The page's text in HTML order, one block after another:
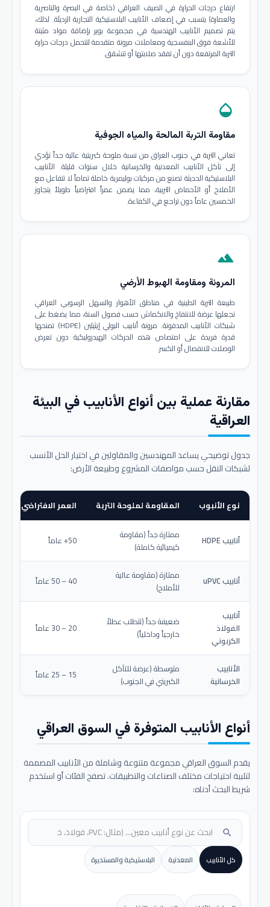
ارتفاع درجات الحرارة في الصيف العراقي (خاصة في البصرة والناصرية
والعمارة) يتسبب في إضعاف الأنابيب البلاستيكية التجارية الرديئة. لذلك،
يتم تصميم الأنابيب الهندسية في مجموعة بوير بإضافة مواد مثبتة
للأشعة فوق البنفسجية ومعاملات مرونة متقدمة لتتحمل درجات حرارة
التربة المرتفعة دون أن تفقد صلابتها أو تتشقق.
opacity
مقاومة التربة المالحة والمياه الجوفية
تعاني التربة في جنوب العراق من نسبة ملوحة كبريتية عالية جداً تؤدي
إلى تآكل الأنابيب المعدنية والخرسانية خلال سنوات قليلة. الأنابيب
البلاستيكية الحديثة تصنع من مركبات بوليمرية خاملة تماماً لا تتفاعل مع
الأملاح أو الأحماض التربية، مما يضمن عمراً افتراضياً طويلاً يتجاوز
الخمسين عاماً دون تراجع في الكفاءة.
terrain
المرونة ومقاومة الهبوط الأرضي
طبيعة التربة الطينية في مناطق الأهوار والسهل الرسوبي العراقي
تجعلها عرضة للانتفاخ والانكماش حسب فصول السنة، مما يضغط على
شبكات الأنابيب المدفونة. مرونة أنابيب البولي إيثيلين (HDPE) تمنحها
قدرة فريدة على امتصاص هذه الحركات الهيدروليكية دون تعرض
الوصلات للانفصال أو الكسر.
مقارنة عملية بين أنواع الأنابيب في البيئة
العراقية
جدول توضيحي يساعد المهندسين والمقاولين في اختيار الحل الأنسب
لشبكات النقل حسب مواصفات المشروع وطبيعة الأرض:
نوع الأنبوب المقاومة لملوحة التربة العمر الافتراضي
أنابيب HDPE
ممتازة جداً (مقاومة
كيميائية كاملة)
50+ عاماً
أنابيب uPVC
ممتازة (مقاومة عالية
للأملاح)
40 – 50 عاماً
أنابيب
الفولاذ
الكربوني
ضعيفة جداً (تتطلب عطلاً
خارجياً وداخلياً)
20 – 30 عاماً
الأنابيب
الخرسانية
متوسطة (عرضة للتآكل
الكبريتي في الجنوب)
15 – 25 عاماً
أنواع الأنابيب المتوفرة في السوق العراقي
يقدم السوق العراقي مجموعة متنوعة وشاملة من الأنابيب المصممة
لتلبية احتياجات مختلف الصناعات والتطبيقات. تصفح الفئات أو استخدم
شريط البحث أدناه:
search
كل الأنابيب المعدنية البلاستيكية والمستديرة